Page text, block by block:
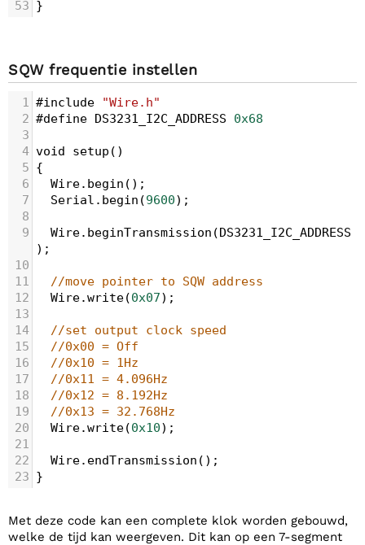
53 }
SQW frequentie instellen
1 #include
"Wire.h"
2 #define DS3231_I2C_ADDRESS
0x68
3
4 void setup ()
5 {
6
Wire. begin ();
7
Serial . begin (9600);
8
9
Wire. beginTransmission (DS3231_I2C_ADDRESS
);
10
11
//move pointer to SQW address
12
Wire.write(0x07
13
14
//set output clock speed
15
//0x00 = Off
16
//0x10 = 1Hz
17
//0x11 = 4.096Hz
18
//0x12 = 8.192Hz
19
//0x13 = 32.768Hz
20
Wire.write(0x10);
21
22
Wire. endTransmission ();
23 }
Met deze code kan een complete klok worden gebouwd,
welke de tijd kan weergeven. Dit kan op een 7-segment